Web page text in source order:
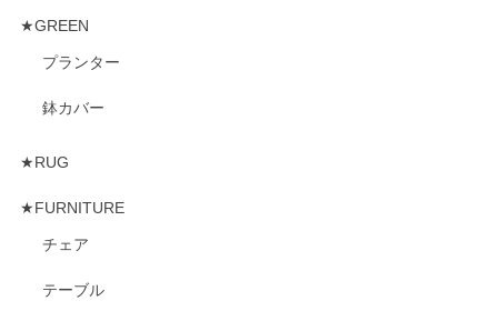
★GREEN
プランター
鉢カバー
★RUG
★FURNITURE
チェア
テーブル